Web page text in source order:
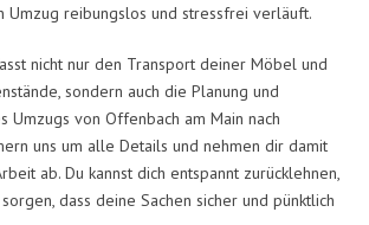
Umzug reibungslos und stressfrei verläuft.
nicht nur den Transport deiner Möbel und
sondern auch die Planung und
Umzugs von Offenbach am Main nach
uns um alle Details und nehmen dir damit
ab. Du kannst dich entspannt zurücklehnen,
dass deine Sachen sicher und pünktlich